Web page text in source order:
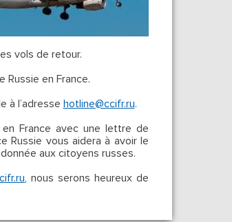
vols de retour.
Russie en France.
à l’adresse hotline@ccifr.ru.
France avec une lettre de
Russie vous aidera à avoir le
aux citoyens russes.
, nous serons heureux de